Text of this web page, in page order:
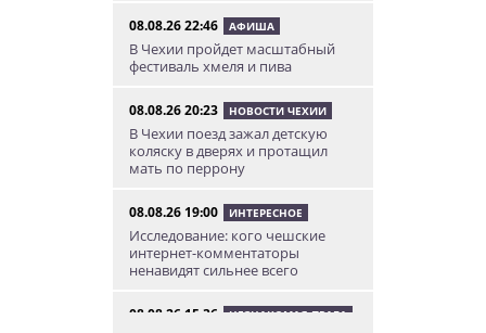
08.08.26 22:46 АФИША
В Чехии пройдет масштабный
фестиваль хмеля и пива
08.08.26 20:23 НОВОСТИ ЧЕХИИ
В Чехии поезд зажал детскую
коляску в дверях и протащил
мать по перрону
08.08.26 19:00 ИНТЕРЕСНОЕ
Исследование: кого чешские
интернет-комментаторы
ненавидят сильнее всего
08.08.26 15:36 НЕЗНАКОМАЯ ПРАГА